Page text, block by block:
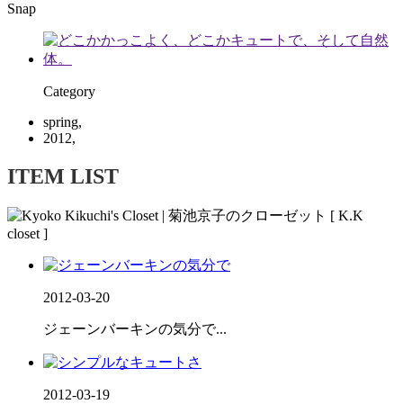
Snap
Category
spring,
2012,
ITEM LIST
2012-03-20
ジェーンバーキンの気分で...
2012-03-19